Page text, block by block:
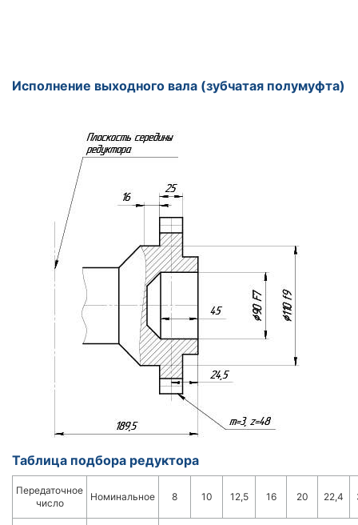
Исполнение выходного вала (зубчатая полумуфта)
Таблица подбора редуктора
Передаточное
число
Номинальное 8 10 12,5 16 20 22,4